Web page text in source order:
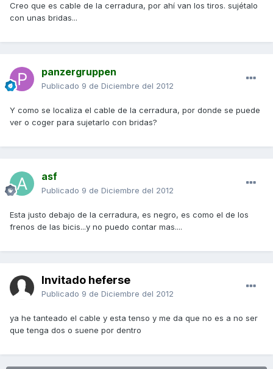
Creo que es cable de la cerradura, por ahí van los tiros. sujétalo
con unas bridas...
panzergruppen
Publicado 9 de Diciembre del 2012
Y como se localiza el cable de la cerradura, por donde se puede
ver o coger para sujetarlo con bridas?
asf
Publicado 9 de Diciembre del 2012
Esta justo debajo de la cerradura, es negro, es como el de los
frenos de las bicis...y no puedo contar mas....
Invitado heferse
Publicado 9 de Diciembre del 2012
ya he tanteado el cable y esta tenso y me da que no es a no ser
que tenga dos o suene por dentro